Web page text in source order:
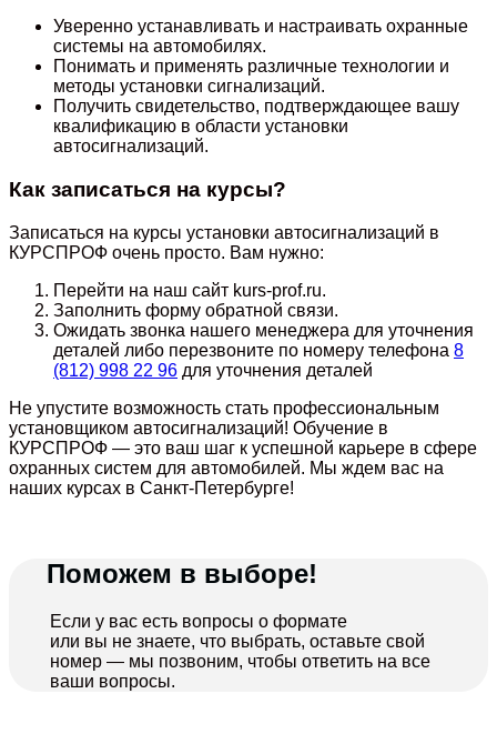
Уверенно устанавливать и настраивать охранные
системы на автомобилях.
Понимать и применять различные технологии и
методы установки сигнализаций.
Получить свидетельство, подтверждающее вашу
квалификацию в области установки
автосигнализаций.
Как записаться на курсы?
Записаться на курсы установки автосигнализаций в
КУРСПРОФ очень просто. Вам нужно:
Перейти на наш сайт kurs-prof.ru.
Заполнить форму обратной связи.
Ожидать звонка нашего менеджера для уточнения
деталей либо перезвоните по номеру телефона 8
(812) 998 22 96 для уточнения деталей
Не упустите возможность стать профессиональным
установщиком автосигнализаций! Обучение в
КУРСПРОФ — это ваш шаг к успешной карьере в сфере
охранных систем для автомобилей. Мы ждем вас на
наших курсах в Санкт-Петербурге!
Поможем в выборе!
Если у вас есть вопросы о формате
или вы не знаете, что выбрать, оставьте свой
номер — мы позвоним, чтобы ответить на все
ваши вопросы.